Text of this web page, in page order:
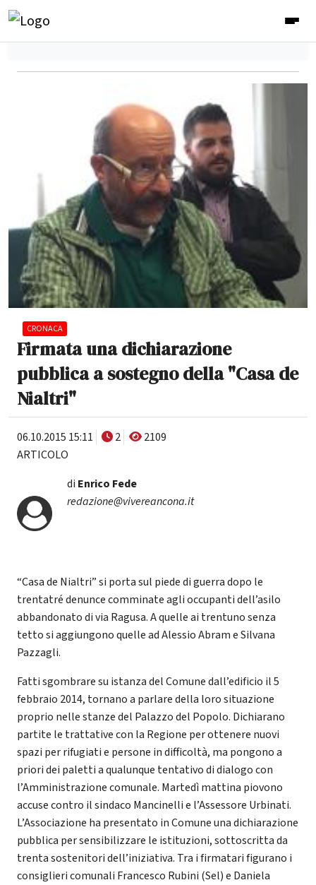
CRONACA
Firmata una dichiarazione
pubblica a sostegno della "Casa de
Nialtri"
06.10.2015 15:11 2
2109
ARTICOLO
di Enrico Fede
redazione@vivereancona.it
“Casa de Nialtri” si porta sul piede di guerra dopo le
trentatré denunce comminate agli occupanti dell’asilo
abbandonato di via Ragusa. A quelle ai trentuno senza
tetto si aggiungono quelle ad Alessio Abram e Silvana
Pazzagli.
Fatti sgombrare su istanza del Comune dall’edificio il 5
febbraio 2014, tornano a parlare della loro situazione
proprio nelle stanze del Palazzo del Popolo. Dichiarano
partite le trattative con la Regione per ottenere nuovi
spazi per rifugiati e persone in difficoltà, ma pongono a
priori dei paletti a qualunque tentativo di dialogo con
l’Amministrazione comunale. Martedì mattina piovono
accuse contro il sindaco Mancinelli e l’Assessore Urbinati.
L’Associazione ha presentato in Comune una dichiarazione
pubblica per sensibilizzare le istituzioni, sottoscritta da
trenta sostenitori dell’iniziativa. Tra i firmatari figurano i
consiglieri comunali Francesco Rubini (Sel) e Daniela